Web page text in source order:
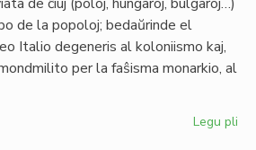
de la popoloj; bedaŭrinde el
Italio degeneris al koloniismo kaj,
per la faŝisma monarkio, al
Legu pli